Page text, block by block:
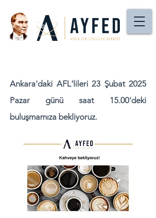
Ankara'daki AFL'lileri 23 Şubat 2025
Pazar günü saat 15.00'deki
buluşmamıza bekliyoruz.